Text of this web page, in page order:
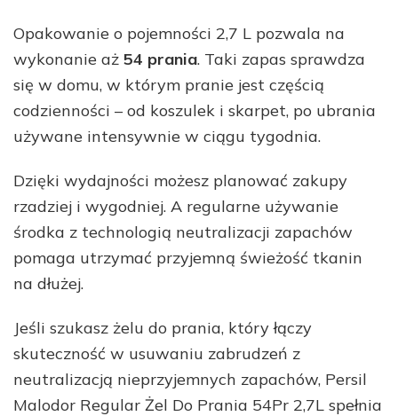
Opakowanie o pojemności 2,7 L pozwala na
wykonanie aż 54 prania. Taki zapas sprawdza
się w domu, w którym pranie jest częścią
codzienności – od koszulek i skarpet, po ubrania
używane intensywnie w ciągu tygodnia.
Dzięki wydajności możesz planować zakupy
rzadziej i wygodniej. A regularne używanie
środka z technologią neutralizacji zapachów
pomaga utrzymać przyjemną świeżość tkanin
na dłużej.
Jeśli szukasz żelu do prania, który łączy
skuteczność w usuwaniu zabrudzeń z
neutralizacją nieprzyjemnych zapachów, Persil
Malodor Regular Żel Do Prania 54Pr 2,7L spełnia